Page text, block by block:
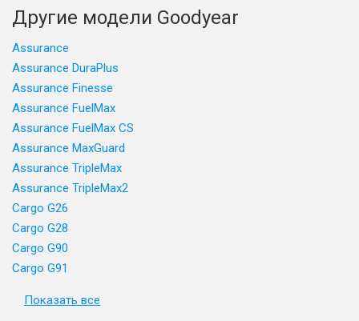
Другие модели Goodyear
Assurance
Assurance DuraPlus
Assurance Finesse
Assurance FuelMax
Assurance FuelMax CS
Assurance MaxGuard
Assurance TripleMax
Assurance TripleMax2
Cargo G26
Cargo G28
Cargo G90
Cargo G91
Показать все